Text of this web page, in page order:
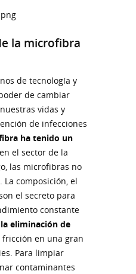
la microfibra
de tecnología y
de cambiar
vidas y
de infecciones
ha tenido un
el sector de la
las microfibras no
composición, el
el secreto para
constante
eliminación de
fricción en una gran
Para limpiar
contaminantes